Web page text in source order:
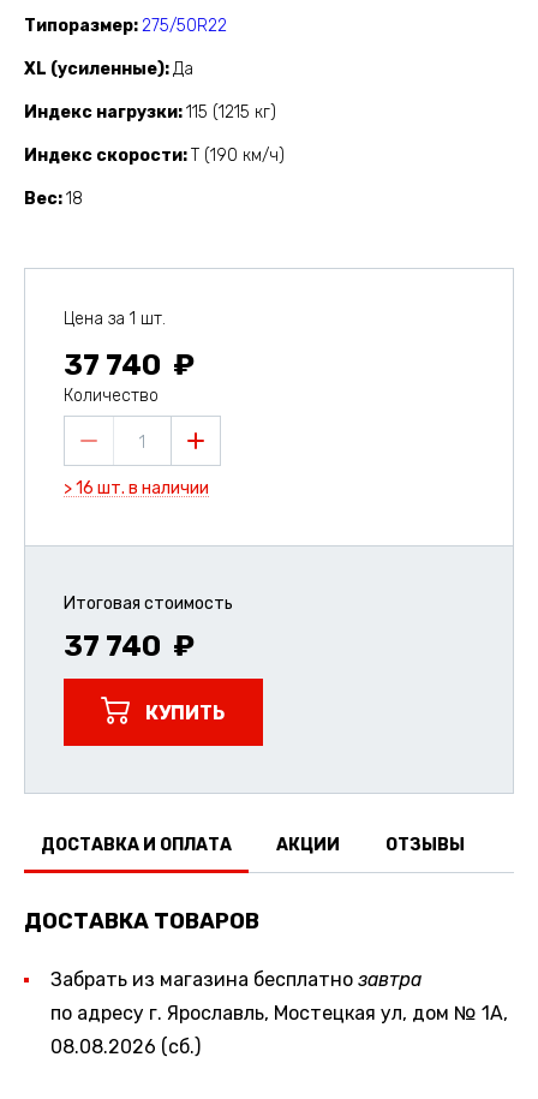
Типоразмер 275/50R22
XL (усиленные) Да
Индекс нагрузки 115 (1215 кг)
Индекс скорости T (190 км/ч)
Вес 18
Цена за 1 шт.
37 740
Количество
1
> 16 шт. в наличии
Итоговая стоимость
37 740
КУПИТЬ
ДОСТАВКА И ОПЛАТА АКЦИИ ОТЗЫВЫ
ДОСТАВКА ТОВАРОВ
Забрать из магазина бесплатно завтра
по адресу г. Ярославль, Мостецкая ул, дом № 1А,
08.08.2026 (сб.)